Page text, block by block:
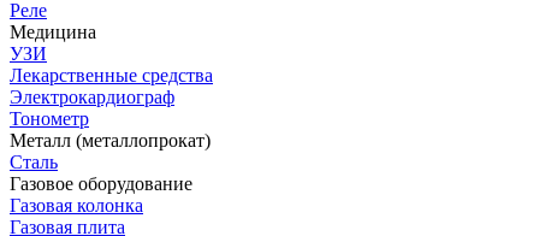
Реле
Медицина
УЗИ
Лекарственные средства
Электрокардиограф
Тонометр
Металл (металлопрокат)
Сталь
Газовое оборудование
Газовая колонка
Газовая плита